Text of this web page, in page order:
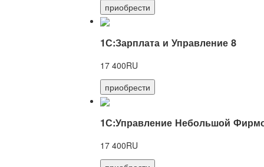
приобрести
1С:Зарплата и Управление 8
17 400RU
приобрести
1С:Управление Небольшой
17 400RU